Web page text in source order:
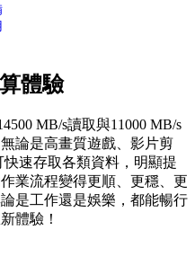
體驗
MB/s讀取與11000 MB/s
論是高畫質遊戲、影片剪
速存取各類資料，明顯提
業流程變得更順、更穩、更
是工作還是娛樂，都能暢行
體驗！